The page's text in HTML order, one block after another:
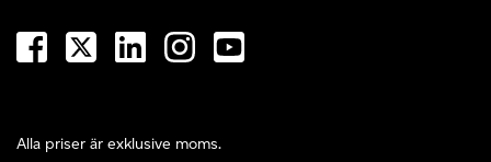
Alla priser är exklusive moms.